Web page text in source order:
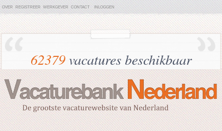
OVER REGISTREER WERKGEVER CONTACT INLOGGEN
62379vacatures beschikbaar